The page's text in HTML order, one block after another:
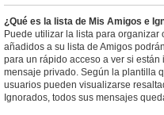
¿Qué es la lista de Mis Amigos e
Puede utilizar la lista para
añadidos a su lista de Amigos
para un rápido acceso a ver si
mensaje privado. Según la plantilla
usuarios pueden visualizarse
Ignorados, todos sus mensajes